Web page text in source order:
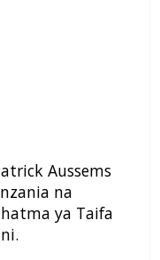
Aussems
na
ya Taifa